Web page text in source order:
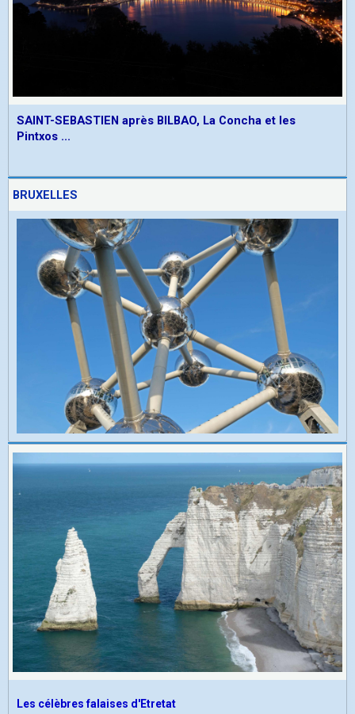
SAINT-SEBASTIEN après BILBAO, La Concha et les
Pintxos ...
BRUXELLES
Les célèbres falaises d'Etretat